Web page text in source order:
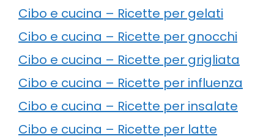
Cibo e cucina – Ricette per gelati
Cibo e cucina – Ricette per gnocchi
Cibo e cucina – Ricette per grigliata
Cibo e cucina – Ricette per influenza
Cibo e cucina – Ricette per insalate
Cibo e cucina – Ricette per latte